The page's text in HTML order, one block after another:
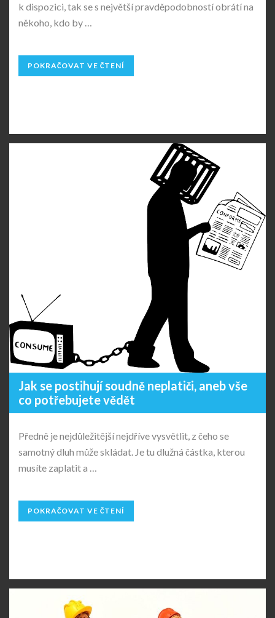
k dispozici, tak se s největší pravděpodobností obrátí na
někoho, kdo by …
POKRAČOVAT VE ČTENÍ
Jak se postihují soudně neplatiči, aneb vše
co potřebujete vědět
Předně je nejdůležitější nejdříve vysvětlit, z čeho se
samotný dluh může skládat. Je tu dlužná částka, kterou
musíte zaplatit a …
POKRAČOVAT VE ČTENÍ